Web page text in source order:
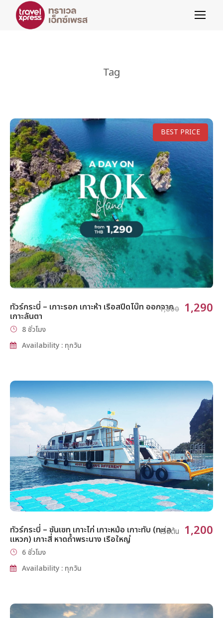
Tag
BEST PRICE
ทัวร์กระบี่ – เกาะรอก เกาะห้า เรือสปีดโบ๊ท ออกจาก
เกาะลันตา
1,800 1,290
8 ชั่วโมง
Availability : ทุกวัน
ทัวร์กระบี่ – ซันเซท เกาะไก่ เกาะหม้อ เกาะทับ (ทะเล
แหวก) เกาะสี่ หาดถ้ำพระนาง เรือใหญ่
เริ่มต้น 1,200
6 ชั่วโมง
Availability : ทุกวัน